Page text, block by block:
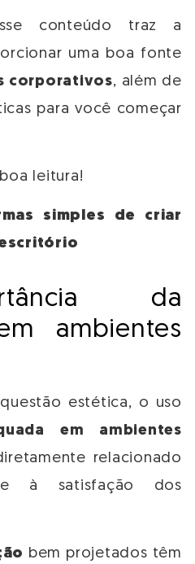
conteúdo traz a
uma boa fonte
corporativos, além de
para você começar
leitura!
simples de criar
da
ambientes
estética, o uso
em ambientes
relacionado
e à satisfação dos
bem projetados têm